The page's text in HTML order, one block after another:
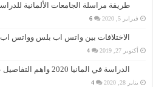
طريقة مراسلة الجامعات الألمانية
فبراير 5, 2020 6
الاختلافات بين واتس اب بلس وواتس اب
أكتوبر 27, 2019 4
الدراسة في المانيا 2020 واهم التفاصيل عنها
يناير 28, 2020 4